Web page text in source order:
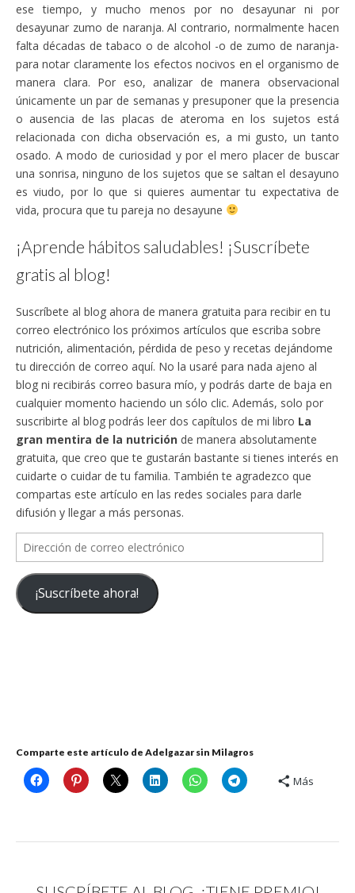
ese tiempo, y mucho menos por no desayunar ni por
desayunar zumo de naranja. Al contrario, normalmente hacen
falta décadas de tabaco o de alcohol -o de zumo de naranja-
para notar claramente los efectos nocivos en el organismo de
manera clara. Por eso, analizar de manera observacional
únicamente un par de semanas y presuponer que la presencia
o ausencia de las placas de ateroma en los sujetos está
relacionada con dicha observación es, a mi gusto, un tanto
osado. A modo de curiosidad y por el mero placer de buscar
una sonrisa, ninguno de los sujetos que se saltan el desayuno
es viudo, por lo que si quieres aumentar tu expectativa de
vida, procura que tu pareja no desayune
¡Aprende hábitos saludables! ¡Suscríbete
gratis al blog!
Suscríbete al blog ahora de manera gratuita para recibir en tu
correo electrónico los próximos artículos que escriba sobre
nutrición, alimentación, pérdida de peso y recetas dejándome
tu dirección de correo aquí. No la usaré para nada ajeno al
blog ni recibirás correo basura mío, y podrás darte de baja en
cualquier momento haciendo un sólo clic. Además, solo por
suscribirte al blog podrás leer dos capítulos de mi libro La
gran mentira de la nutrición de manera absolutamente
gratuita, que creo que te gustarán bastante si tienes interés en
cuidarte o cuidar de tu familia. También te agradezco que
compartas este artículo en las redes sociales para darle
difusión y llegar a más personas.
Dirección
de
correo
electrónico
¡Suscríbete ahora!
Comparte este artículo de Adelgazar sin Milagros
Más